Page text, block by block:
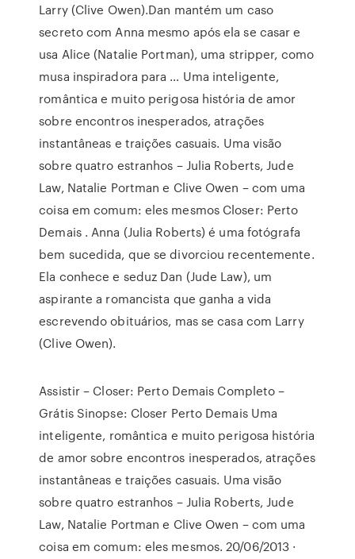
Larry (Clive Owen).Dan mantém um caso
secreto com Anna mesmo após ela se casar e
usa Alice (Natalie Portman), uma stripper, como
musa inspiradora para … Uma inteligente,
romântica e muito perigosa história de amor
sobre encontros inesperados, atrações
instantâneas e traições casuais. Uma visão
sobre quatro estranhos – Julia Roberts, Jude
Law, Natalie Portman e Clive Owen – com uma
coisa em comum: eles mesmos Closer: Perto
Demais . Anna (Julia Roberts) é uma fotógrafa
bem sucedida, que se divorciou recentemente.
Ela conhece e seduz Dan (Jude Law), um
aspirante a romancista que ganha a vida
escrevendo obituários, mas se casa com Larry
(Clive Owen).
Assistir – Closer: Perto Demais Completo –
Grátis Sinopse: Closer Perto Demais Uma
inteligente, romântica e muito perigosa história
de amor sobre encontros inesperados, atrações
instantâneas e traições casuais. Uma visão
sobre quatro estranhos – Julia Roberts, Jude
Law, Natalie Portman e Clive Owen – com uma
coisa em comum: eles mesmos. 20/06/2013 ·